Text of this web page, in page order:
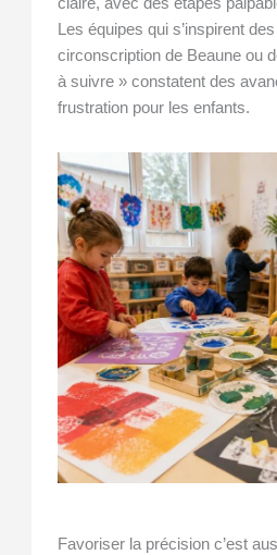
claire, avec des étapes
Les équipes qui s’inspirent
circonscription de Beaune ou
à suivre » constatent des
frustration pour les enfants.
Favoriser la précision c’est